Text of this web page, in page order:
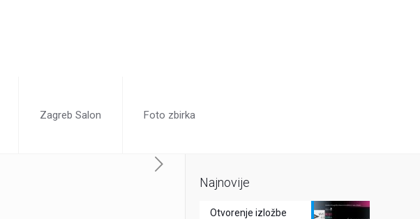
Zagreb Salon Foto zbirka
Najnovije
Otvorenje izložbe